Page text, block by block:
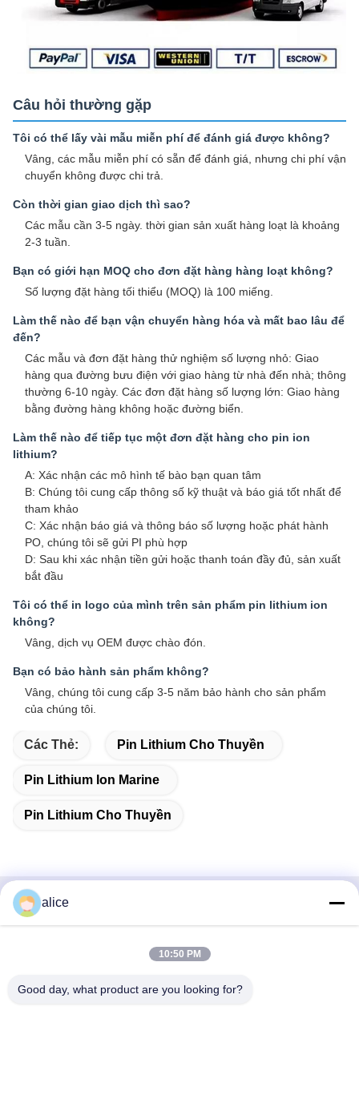
Câu hỏi thường gặp
Tôi có thể lấy vài mẫu miễn phí để đánh giá được không?
Vâng, các mẫu miễn phí có sẵn để đánh giá, nhưng chi phí vận
chuyển không được chi trả.
Còn thời gian giao dịch thì sao?
Các mẫu cần 3-5 ngày. thời gian sản xuất hàng loạt là khoảng
2-3 tuần.
Bạn có giới hạn MOQ cho đơn đặt hàng hàng loạt không?
Số lượng đặt hàng tối thiểu (MOQ) là 100 miếng.
Làm thế nào để bạn vận chuyển hàng hóa và mất bao lâu để
đến?
Các mẫu và đơn đặt hàng thử nghiệm số lượng nhỏ: Giao
hàng qua đường bưu điện với giao hàng từ nhà đến nhà; thông
thường 6-10 ngày. Các đơn đặt hàng số lượng lớn: Giao hàng
bằng đường hàng không hoặc đường biển.
Làm thế nào để tiếp tục một đơn đặt hàng cho pin ion
lithium?
A: Xác nhận các mô hình tế bào bạn quan tâm
B: Chúng tôi cung cấp thông số kỹ thuật và báo giá tốt nhất để
tham khảo
C: Xác nhận báo giá và thông báo số lượng hoặc phát hành
PO, chúng tôi sẽ gửi PI phù hợp
D: Sau khi xác nhận tiền gửi hoặc thanh toán đầy đủ, sản xuất
bắt đầu
Tôi có thể in logo của mình trên sản phẩm pin lithium ion
không?
Vâng, dịch vụ OEM được chào đón.
Bạn có bảo hành sản phẩm không?
Vâng, chúng tôi cung cấp 3-5 năm bảo hành cho sản phẩm
của chúng tôi.
Các Thẻ: Pin Lithium Cho Thuyền
Pin Lithium Ion Marine
Pin Lithium Cho Thuyền
Liên hệ nhanh
Khu Công nghệ cao, Thành phố Tảo Trang, Sơn Đông,
alice
10:50 PM
Good day, what product are you looking for?